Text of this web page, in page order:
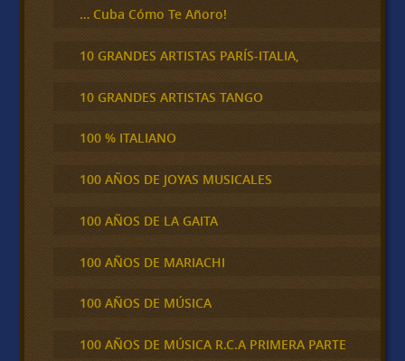
… Cuba Cómo Te Añoro!
10 GRANDES ARTISTAS PARÍS-ITALIA,
10 GRANDES ARTISTAS TANGO
100 % ITALIANO
100 AÑOS DE JOYAS MUSICALES
100 AÑOS DE LA GAITA
100 AÑOS DE MARIACHI
100 AÑOS DE MÚSICA
100 AÑOS DE MÚSICA R.C.A PRIMERA PARTE